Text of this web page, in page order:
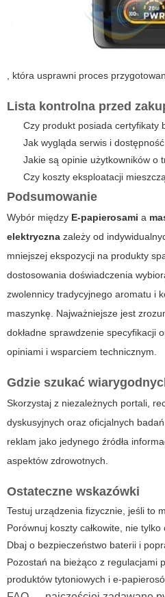
, która usprawni proces
Lista kontrolna przed
Czy produkt posiada certyfikaty
Jak wygląda serwis i
Jakie są opinie użytkowników o
Czy koszty eksploatacji
Podsumowanie
Wybór między E-papierosami a
elektryczna zależy od
mniejszej ekspozycji na produkty
dostosowania doświadczenia
zwolennicy tradycyjnego aromatu i
maszynkę. Najważniejsze jest
dokładne sprawdzenie specyfikacji
opiniami i wsparciem technicznym.
Gdzie szukać
Skorzystaj z niezależnych portali,
dyskusyjnych oraz oficjalnych
reklam jako jedynego źródła
aspektów zdrowotnych.
Ostateczne wskazówki
Testuj urządzenia fizycznie, jeśli to
Porównuj koszty całkowite, nie tylko
Dbaj o bezpieczeństwo baterii i
Pozostań na bieżąco z regulacjami
produktów tytoniowych i e-